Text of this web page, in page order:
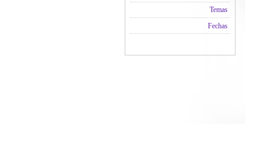
Temas
Fechas